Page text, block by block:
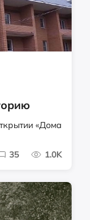
«Дома
35 1.0K